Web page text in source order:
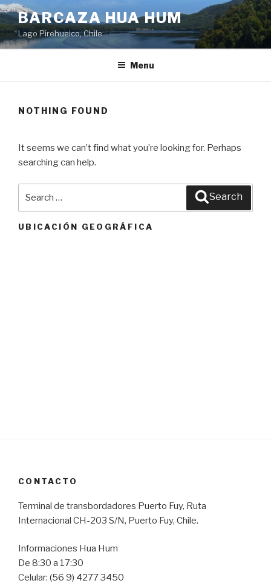
Skip
to
content
BARCAZA HUA HUM
Lago Pirehueico, Chile
Menu
NOTHING FOUND
It seems we can’t find what you’re looking for. Perhaps
searching can help.
Search
UBICACIÓN GEOGRÁFICA
CONTACTO
Terminal de transbordadores Puerto Fuy, Ruta
Internacional CH-203 S/N, Puerto Fuy, Chile.
Informaciones Hua Hum
De 8:30 a 17:30
Celular: (56 9) 4277 3450